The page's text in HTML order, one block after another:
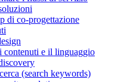
di co-progettazione
contenuti e il linguaggio
(search keywords)